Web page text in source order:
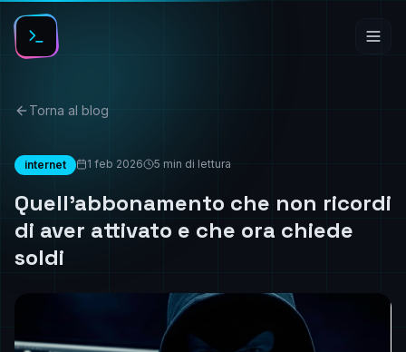
Torna al blog
internet 1 feb 2026 5 min di lettura
Quell’abbonamento che non ricordi
di aver attivato e che ora chiede
soldi